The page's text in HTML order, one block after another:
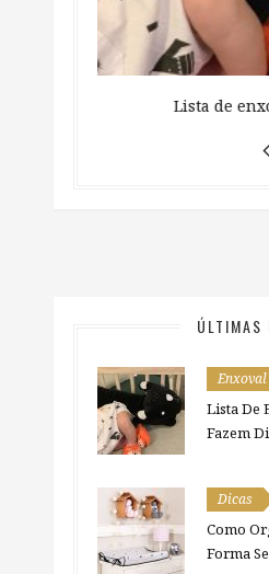
Lista de
ÚLTIMAS
Enxoval
Lista De
Fazem
Dicas
Como
Forma